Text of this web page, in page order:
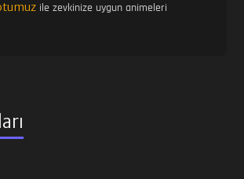
ile zevkinize uygun animeleri